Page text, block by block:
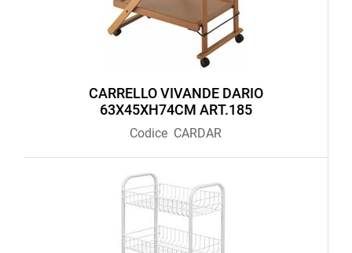
CARRELLO VIVANDE DARIO
63X45XH74CM ART.185
Codice CARDAR